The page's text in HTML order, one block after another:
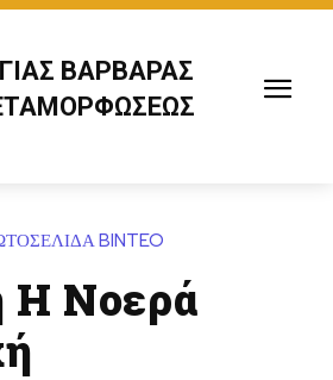
ΒΑΡΒΑΡΑΣ
BINTEO
Η Νοερά